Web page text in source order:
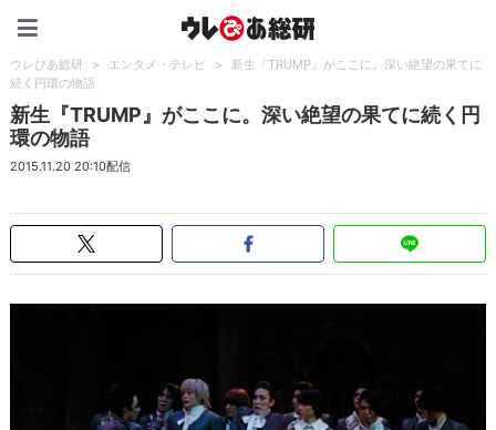
ウレぴあ総研 > エンタメ・テレビ >
新生『TRUMP』がここに。深い絶望の果てに
続く円環の物語
新生『TRUMP』がここに。深い絶望の果てに続く円
環の物語
2015.11.20 20:10配信